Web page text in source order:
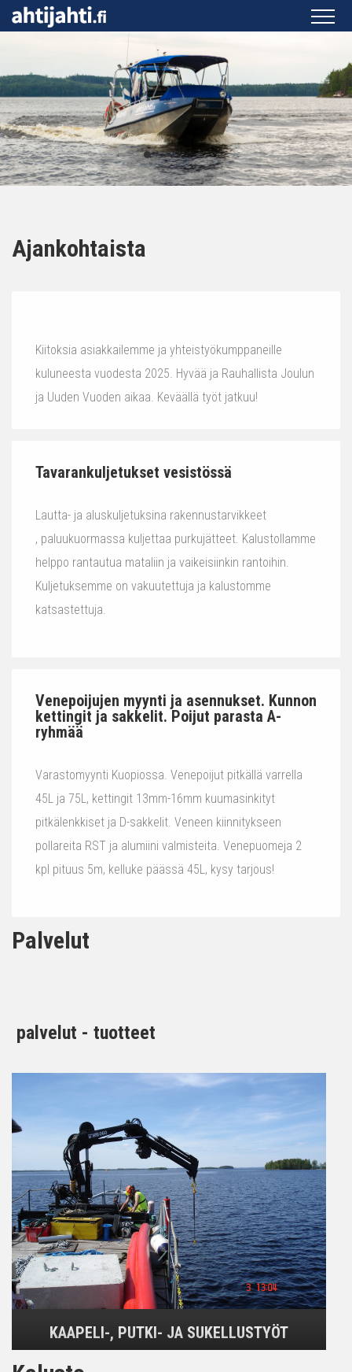
Ajankohtaista
Kiitoksia asiakkailemme ja yhteistyökumppaneille
kuluneesta vuodesta 2025. Hyvää ja Rauhallista Joulun
ja Uuden Vuoden aikaa. Keväällä työt jatkuu!
Tavarankuljetukset vesistössä
Lautta- ja aluskuljetuksina rakennustarvikkeet
, paluukuormassa kuljettaa purkujätteet. Kalustollamme
helppo rantautua mataliin ja vaikeisiinkin rantoihin.
Kuljetuksemme on vakuutettuja ja kalustomme
katsastettuja.
Venepoijujen myynti ja asennukset. Kunnon
kettingit ja sakkelit. Poijut parasta A-
ryhmää
Varastomyynti Kuopiossa. Venepoijut pitkällä varrella
45L ja 75L, kettingit 13mm-16mm kuumasinkityt
pitkälenkkiset ja D-sakkelit. Veneen kiinnitykseen
pollareita RST ja alumiini valmisteita. Venepuomeja 2
kpl pituus 5m, kelluke päässä 45L, kysy tarjous!
Palvelut
palvelut - tuotteet
KAAPELI-, PUTKI- JA SUKELLUSTYÖT